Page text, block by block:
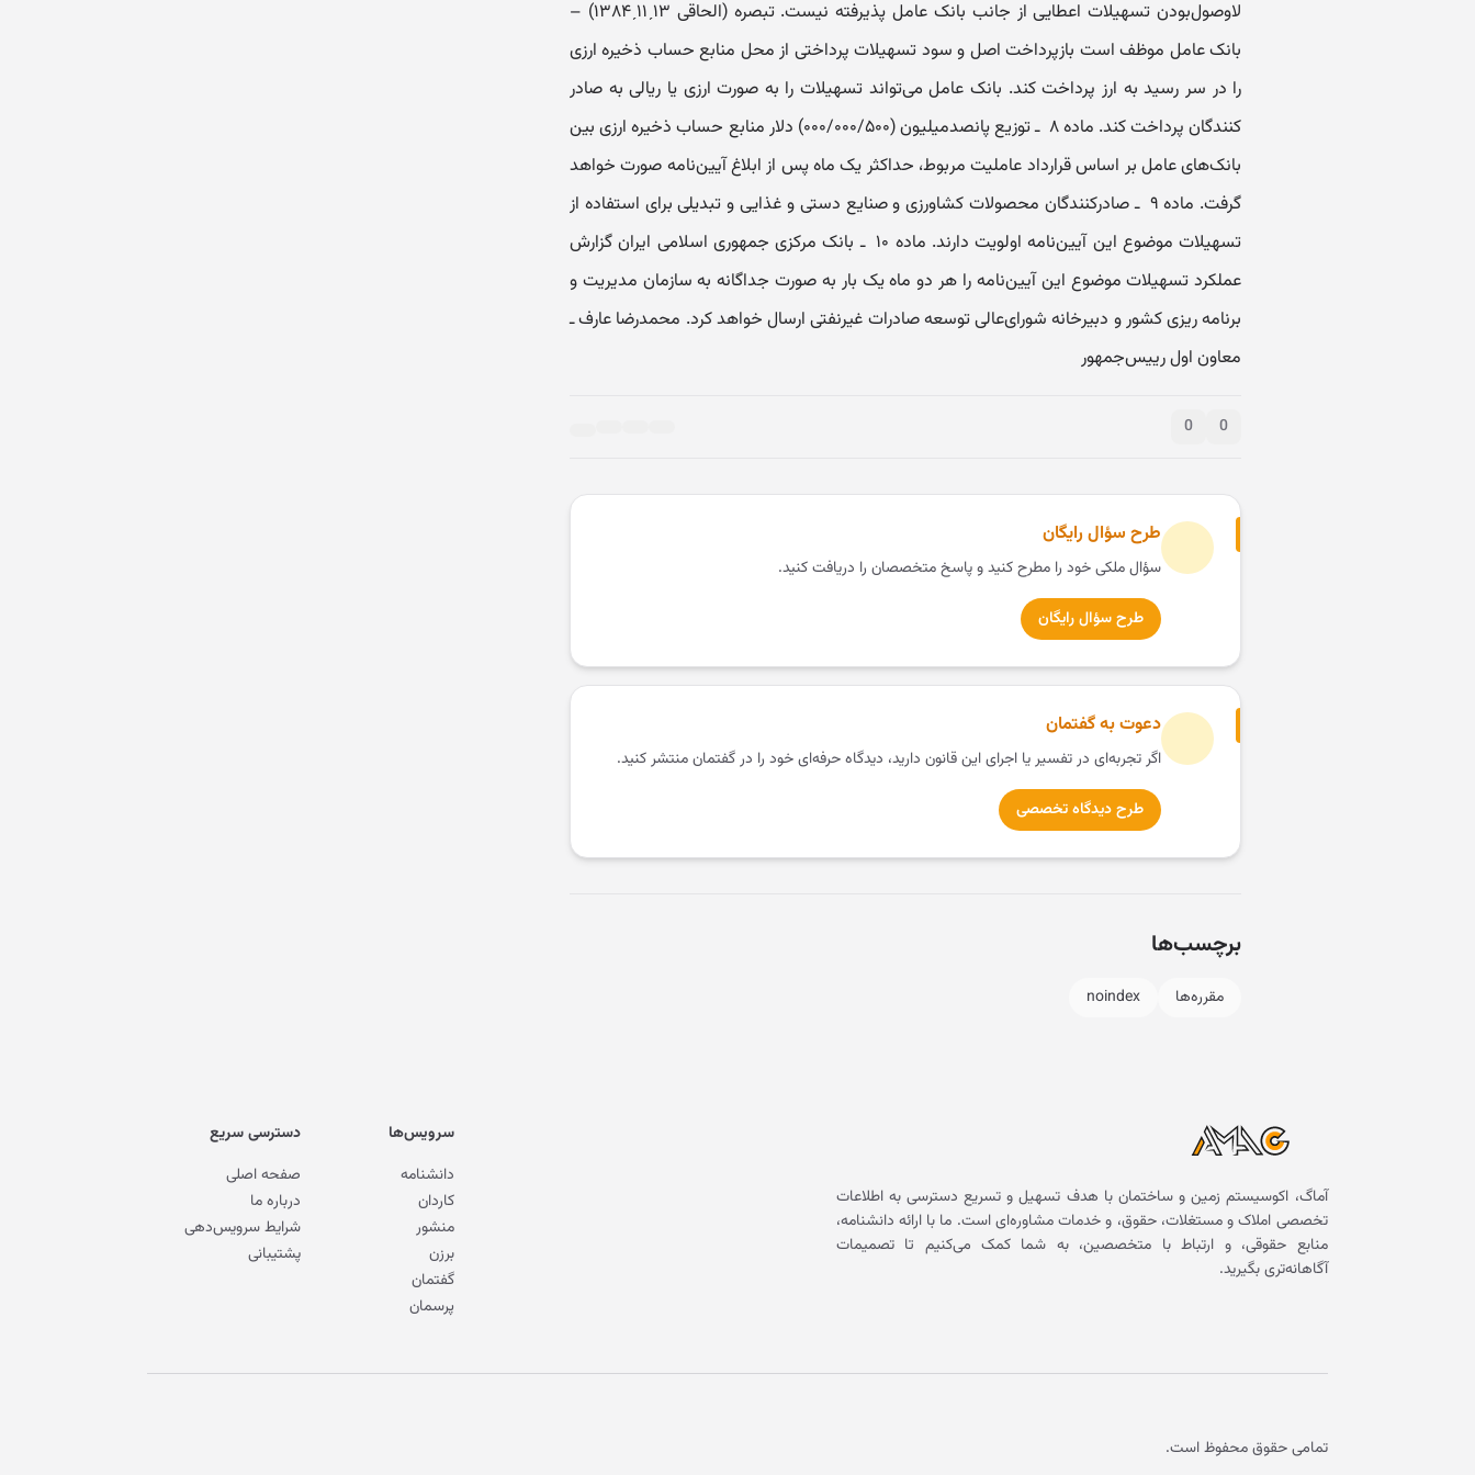
لاو‌صول‌بودن تسهیلات اعطایی از جانب بانک عامل پذیرفته نیست. تبصره (الحاقی ۱۳ˏ۱۱ˏ۱۳۸۴) –
بانک عامل موظف است بازپرداخت اصل و سود تسهیلات پرداختی از محل منابع حساب ذخیره ارزی
را در سر رسید به ارز پرداخت کند. بانک عامل می‌تواند تسهیلات را به صورت ارزی یا ریالی به صادر
کنندگان پرداخت کند. ماده ۸ ‌ ـ‌ توزیع پانصدمیلیون (۰۰۰/۰۰۰/۵۰۰) دلار منابع حساب ذخیره ارزی بین
بانک‌های عامل بر اساس قرارداد عاملیت مربوط، حداکثر یک ماه پس از ابلاغ آیین‌نامه صورت خواهد
گرفت. ماده ۹ ‌ ـ‌ صادرکنندگان محصولات کشاو‌رزی و صنایع دستی و غذایی و تبدیلی برای استفاده از
تسهیلات موضوع این آیین‌نامه او‌لویت دارند. ماده ۱۰ ‌ ـ‌ بانک مرکزی جمهوری اسلامی ایران گزارش
عملکرد تسهیلات موضوع این آیین‌نامه را هر دو ماه یک بار به صورت جداگانه به سازمان مدیریت و
برنامه ‌ریزی کشور و دبیرخانه شورای‌عالی توسعه صادرات غیرنفتی ارسال خواهد کرد. محمدرضا عارف ‌ـ‌
معاو‌ن او‌ل رییس‌جمهور
0
0
طرح سؤال رایگان
سؤال ملکی خود را مطرح کنید و پاسخ متخصصان را دریافت کنید.
طرح سؤال رایگان
دعوت به گفتمان
اگر تجربه‌ای در تفسیر یا اجرای این قانون دارید، دیدگاه حرفه‌ای خود را در گفتمان منتشر کنید.
طرح دیدگاه تخصصی
برچسب‌ها
مقرره‌ها noindex
آماگ، اکوسیستم زمین و ساختمان با هدف تسهیل و تسریع دسترسی به اطلاعات
تخصصی املاک و مستغلات، حقوق، و خدمات مشاوره‌ای است. ما با ارائه دانشنامه،
منابع حقوقی، و ارتباط با متخصصین، به شما کمک می‌کنیم تا تصمیمات
آگاهانه‌تری بگیرید.
سرویس‌ها
دانشنامه
کاردان
منشور
برزن
گفتمان
پرسمان
دسترسی سریع
صفحه اصلی
درباره ما
شرایط سرویس‌دهی
پشتیبانی
تمامی حقوق محفوظ است.